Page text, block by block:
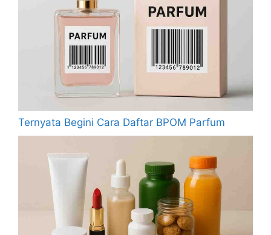
Ternyata Begini Cara Daftar BPOM Parfum